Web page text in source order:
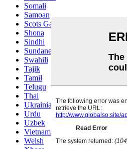
Somali
Samoan
Scots Gaelic
Shona
Sindhi
Sundanese
Swahili
Tajik
Tamil
Telugu
Thai
Ukrainian
Urdu
Uzbek
Vietnamese
Welsh